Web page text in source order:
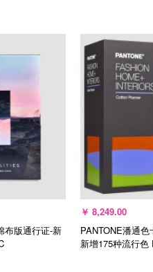
布版通行证-新
￥ 8,249.00
PANTONE潘通
新增175种流行色